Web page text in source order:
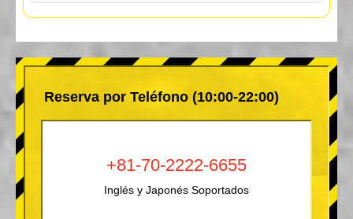
Reserva por Teléfono (10:00-22:00)
+81-70-2222-6655
Inglés y Japonés Soportados